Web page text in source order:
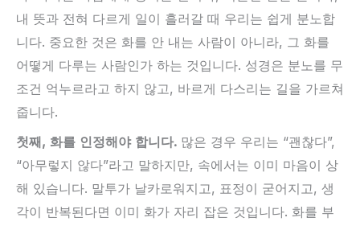
내 뜻과 전혀 다르게 일이 흘러갈 때 우리는 쉽게 분노합
니다. 중요한 것은 화를 안 내는 사람이 아니라, 그 화를
어떻게 다루는 사람인가 하는 것입니다. 성경은 분노를 무
조건 억누르라고 하지 않고, 바르게 다스리는 길을 가르쳐
줍니다.
첫째, 화를 인정해야 합니다. 많은 경우 우리는 “괜찮다”,
“아무렇지 않다”라고 말하지만, 속에서는 이미 마음이 상
해 있습니다. 말투가 날카로워지고, 표정이 굳어지고, 생
각이 반복된다면 이미 화가 자리 잡은 것입니다. 화를 부